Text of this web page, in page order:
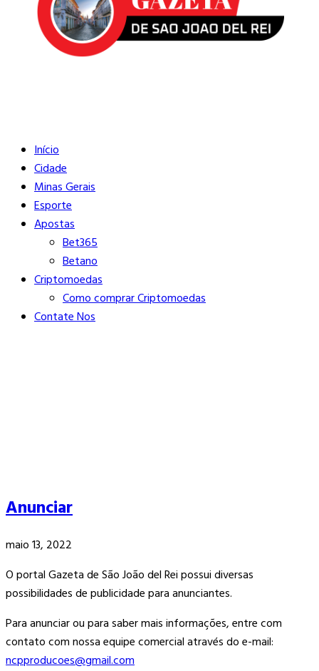
Buscar
Início
Cidade
Minas Gerais
Esporte
Apostas
Bet365
Betano
Criptomoedas
Como comprar Criptomoedas
Contate Nos
Anunciar
maio 13, 2022
O portal Gazeta de São João del Rei possui diversas
possibilidades de publicidade para anunciantes.
Para anunciar ou para saber mais informações, entre com
contato com nossa equipe comercial através do e-mail:
ncpproducoes@gmail.com